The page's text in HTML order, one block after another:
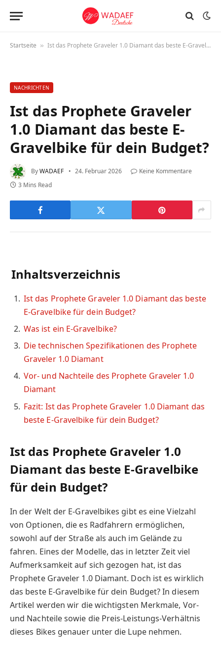
Startseite » Ist das Prophete Graveler 1.0 Diamant das beste E-Gravelbike für dein Budget?
NACHRICHTEN
Ist das Prophete Graveler
1.0 Diamant das beste E-
Gravelbike für dein Budget?
ByWADAEF 24. Februar 2026
Keine Kommentare
3 Mins Read
Inhaltsverzeichnis
Ist das Prophete Graveler 1.0 Diamant das beste
E-Gravelbike für dein Budget?
Was ist ein E-Gravelbike?
Die technischen Spezifikationen des Prophete
Graveler 1.0 Diamant
Vor- und Nachteile des Prophete Graveler 1.0
Diamant
Fazit: Ist das Prophete Graveler 1.0 Diamant das
beste E-Gravelbike für dein Budget?
Ist das Prophete Graveler 1.0
Diamant das beste E-Gravelbike
für dein Budget?
In der Welt der E-Gravelbikes gibt es eine Vielzahl
von Optionen, die es Radfahrern ermöglichen,
sowohl auf der Straße als auch im Gelände zu
fahren. Eines der Modelle, das in letzter Zeit viel
Aufmerksamkeit auf sich gezogen hat, ist das
Prophete Graveler 1.0 Diamant. Doch ist es wirklich
das beste E-Gravelbike für dein Budget? In diesem
Artikel werden wir die wichtigsten Merkmale, Vor-
und Nachteile sowie die Preis-Leistungs-Verhältnis
dieses Bikes genauer unter die Lupe nehmen.